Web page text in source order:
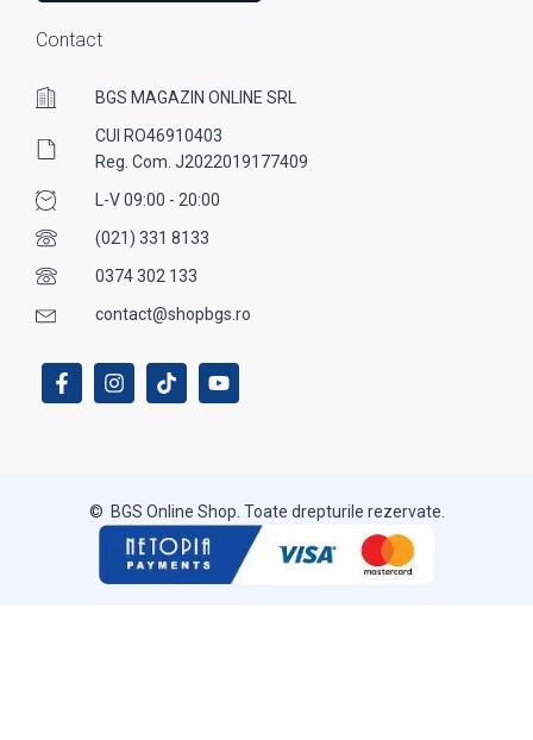
Contact
BGS MAGAZIN ONLINE SRL
CUI RO46910403
Reg. Com. J2022019177409
L-V 09:00 - 20:00
(021) 331 8133
0374 302 133
contact@shopbgs.ro
© BGS Online Shop. Toate drepturile rezervate.